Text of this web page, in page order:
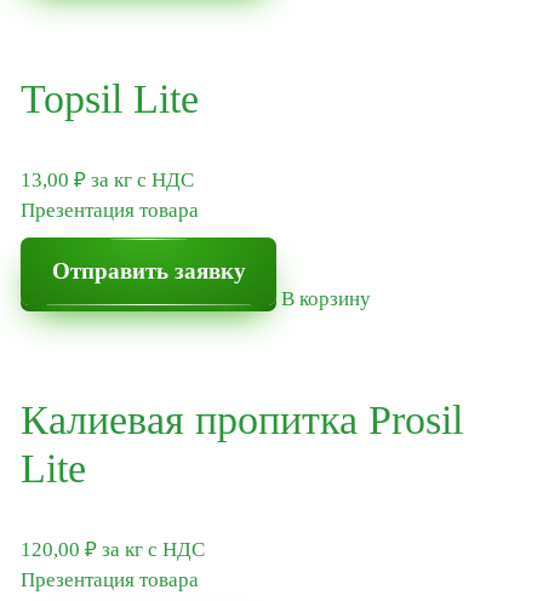
Topsil Lite
13,00 ₽ за кг с НДС
Презентация товара
Отправить заявку
В корзину
Калиевая пропитка Prosil
Lite
120,00 ₽ за кг с НДС
Презентация товара